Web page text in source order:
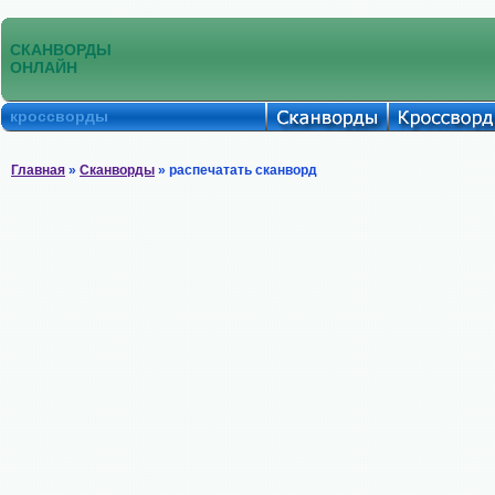
СКАНВОРДЫ
ОНЛАЙН
кроссворды
Главная » Сканворды » распечатать сканворд